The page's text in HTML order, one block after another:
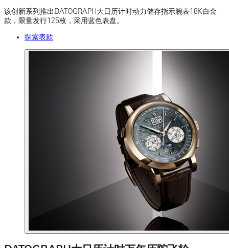
该创新系列推出DATOGRAPH大日历计时动力储存指示腕表18K白金
款，限量发行125枚，采用蓝色表盘。
探索表款